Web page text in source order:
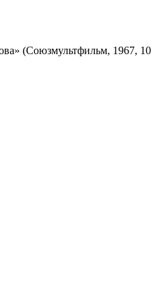
(Союзмультфильм, 1967, 10